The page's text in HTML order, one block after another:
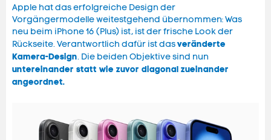
Apple hat das erfolgreiche Design der
Vorgängermodelle weitestgehend übernommen: Was
neu beim iPhone 16 (Plus) ist, ist der frische Look der
Rückseite. Verantwortlich dafür ist dasveränderte
Kamera-Design. Die beiden Objektive sind nun
untereinander statt wie zuvor diagonal zueinander
angeordnet.